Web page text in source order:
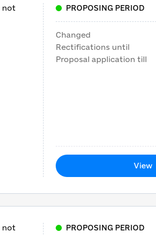
not
PROPOSING PERIOD
Changed
Rectifications until
Proposal application till
View
not
PROPOSING PERIOD